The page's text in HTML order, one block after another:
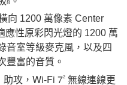
8
向 1200 萬像素 Center
應性原彩閃光燈的 1200 萬
音室等級麥克風，以及四
豐富的音質。
攻，Wi‑Fi 72 無線連線更